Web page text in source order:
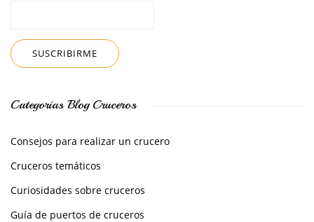
Categorías Blog Cruceros
Consejos para realizar un crucero
Cruceros temáticos
Curiosidades sobre cruceros
Guía de puertos de cruceros